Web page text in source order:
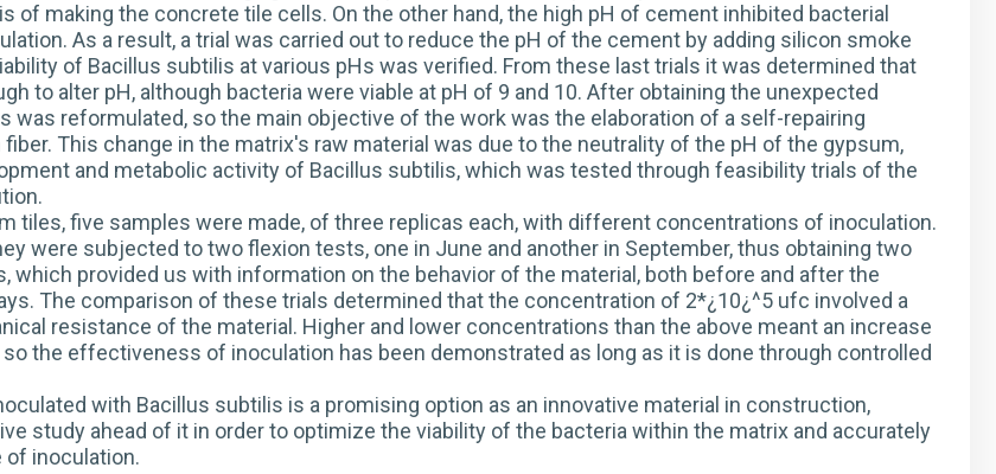
of making the concrete tile cells. On the other hand, the high pH of cement inhibited bacterial
As a result, a trial was carried out to reduce the pH of the cement by adding silicon smoke
of Bacillus subtilis at various pHs was verified. From these last trials it was determined that
to alter pH, although bacteria were viable at pH of 9 and 10. After obtaining the unexpected
was reformulated, so the main objective of the work was the elaboration of a self-repairing
This change in the matrix's raw material was due to the neutrality of the pH of the gypsum,
and metabolic activity of Bacillus subtilis, which was tested through feasibility trials of the
tiles, five samples were made, of three replicas each, with different concentrations of inoculation.
were subjected to two flexion tests, one in June and another in September, thus obtaining two
which provided us with information on the behavior of the material, both before and after the
The comparison of these trials determined that the concentration of 2*¿10¿^5 ufc involved a
resistance of the material. Higher and lower concentrations than the above meant an increase
the effectiveness of inoculation has been demonstrated as long as it is done through controlled
with Bacillus subtilis is a promising option as an innovative material in construction,
study ahead of it in order to optimize the viability of the bacteria within the matrix and accurately
of inoculation.